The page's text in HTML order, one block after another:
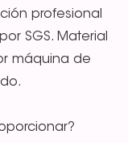
profesional
SGS. Material
máquina de